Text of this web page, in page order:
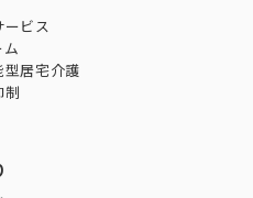
ービス
ム
型居宅介護